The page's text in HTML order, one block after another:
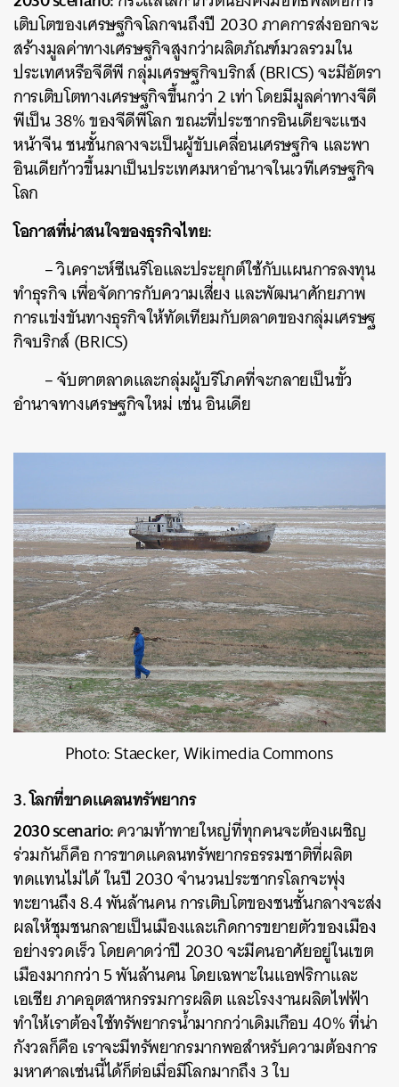
เติบโตของเศรษฐกิจโลกจนถึงปี 2030 ภาคการส่งออกจะ
สร้างมูลค่าทางเศรษฐกิจสูงกว่าผลิตภัณฑ์มวลรวมใน
ประเทศหรือจีดีพี กลุ่มเศรษฐกิจบริกส์ (BRICS) จะมีอัตรา
การเติบโตทางเศรษฐกิจขึ้นกว่า 2 เท่า โดยมีมูลค่าทางจีดี
พีเป็น 38% ของจีดีพีโลก ขณะที่ประชากรอินเดียจะแซง
หน้าจีน ชนชั้นกลางจะเป็นผู้ขับเคลื่อนเศรษฐกิจ และพา
อินเดียก้าวขึ้นมาเป็นประเทศมหาอำนาจในเวทีเศรษฐกิจ
โลก
โอกาสที่น่าสนใจของธุรกิจไทย:
– วิเคราะห์ซีเนริโอและประยุกต์ใช้กับแผนการลงทุน
ทำธุรกิจ เพื่อจัดการกับความเสี่ยง และพัฒนาศักยภาพ
การแข่งขันทางธุรกิจให้ทัดเทียมกับตลาดของกลุ่มเศรษฐ
กิจบริกส์ (BRICS)
– จับตาตลาดและกลุ่มผู้บริโภคที่จะกลายเป็นขั้ว
อำนาจทางเศรษฐกิจใหม่ เช่น อินเดีย
Photo: Staecker, Wikimedia Commons
3. โลกที่ขาดแคลนทรัพยากร
2030 scenario:ความท้าทายใหญ่ที่ทุกคนจะต้องเผชิญ
ร่วมกันก็คือ การขาดแคลนทรัพยากรธรรมชาติที่ผลิต
ทดแทนไม่ได้ ในปี 2030 จำนวนประชากรโลกจะพุ่ง
ทะยานถึง 8.4 พันล้านคน การเติบโตของชนชั้นกลางจะส่ง
ผลให้ชุมชนกลายเป็นเมืองและเกิดการขยายตัวของเมือง
อย่างรวดเร็ว โดยคาดว่าปี 2030 จะมีคนอาศัยอยู่ในเขต
เมืองมากกว่า 5 พันล้านคน โดยเฉพาะในแอฟริกาและ
เอเชีย ภาคอุตสาหกรรมการผลิต และโรงงานผลิตไฟฟ้า
ทำให้เราต้องใช้ทรัพยากรน้ำมากกว่าเดิมเกือบ 40% ที่น่า
กังวลก็คือ เราจะมีทรัพยากรมากพอสำหรับความต้องการ
มหาศาลเช่นนี้ได้ก็ต่อเมื่อมีโลกมากถึง 3 ใบ